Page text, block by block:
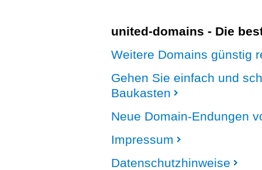
united-domains - Die
Weitere Domains günstig
Gehen Sie einfach und
Baukasten
Neue Domain-Endungen
Impressum
Datenschutzhinweise